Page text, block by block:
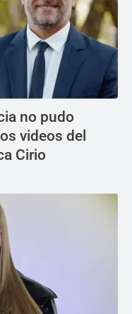
no pudo
videos del
Cirio